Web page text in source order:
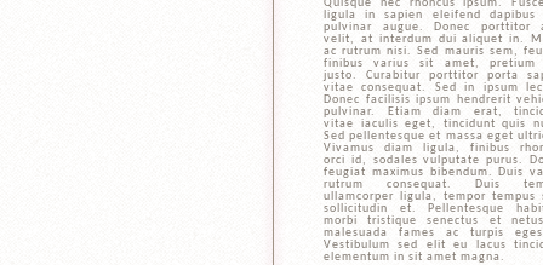
Quisque nec rhoncus ipsum.
ligula in sapien eleifend dapibus
pulvinar augue. Donec porttitor
velit, at interdum dui aliquet in.
ac rutrum nisi. Sed mauris sem,
finibus varius sit amet, pretium
justo. Curabitur porttitor porta
vitae consequat. Sed in ipsum
Donec facilisis ipsum hendrerit
pulvinar. Etiam diam erat,
vitae iaculis eget, tincidunt quis
Sed pellentesque et massa eget
Vivamus diam ligula, finibus
orci id, sodales vulputate purus.
feugiat maximus bibendum. Duis
rutrum consequat. Duis
ullamcorper ligula, tempor tempus
sollicitudin et. Pellentesque
morbi tristique senectus et
malesuada fames ac turpis
Vestibulum sed elit eu lacus
elementum in sit amet magna.